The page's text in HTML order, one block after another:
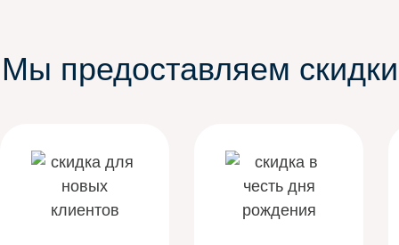
Мы предоставляем скидки